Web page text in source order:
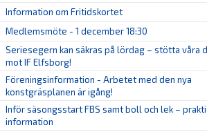
Information om Fritidskortet
Medlemsmöte - 1 december 18:30
Seriesegern kan säkras på lördag – stötta våra
mot IF Elfsborg!
Föreningsinformation - Arbetet med den nya
konstgräsplanen är igång!
Inför säsongsstart FBS samt boll och lek –
information